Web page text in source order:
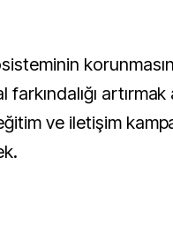
artırmak
ve iletişim